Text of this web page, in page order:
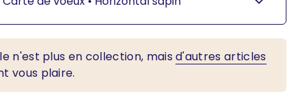
n'est plus en collection, maisd'autres articles
vous plaire.